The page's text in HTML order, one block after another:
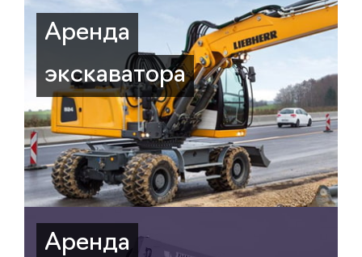
Аренда
экскаватора
Аренда